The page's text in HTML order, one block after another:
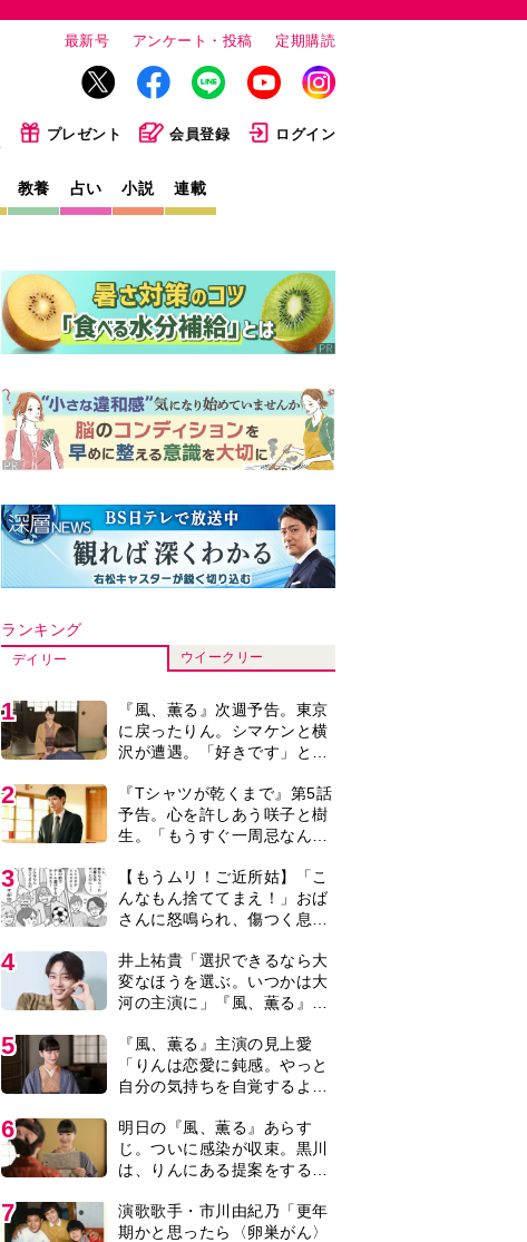
最新号 アンケート・投稿 定期購読
プレゼント 会員登録 ログイン
教養 占い 小説 連載
ランキング
デイリー ウイークリー
1
『風、薫る』次週予告。東京
に戻ったりん。シマケンと横
沢が遭遇。「好きです」と告
2
『Tシャツが乾くまで』第5話
予告。心を許しあう咲子と樹
生。「もうすぐ一周忌なんで
レあり＞
3
【もうムリ！ご近所姑】「こ
んなもん捨ててまえ！」おば
さんに怒鳴られ、傷つく息
【第3話】
4
井上祐貴「選択できるなら大
変なほうを選ぶ。いつかは大
河の主演に」『風、薫る』で
5
『風、薫る』主演の見上愛
「りんは恋愛に鈍感。やっと
自分の気持ちを自覚するよう
6
明日の『風、薫る』あらす
じ。ついに感染が収束。黒川
は、りんにある提案をする＜
7
演歌歌手・市川由紀乃「更年
期かと思ったら〈卵巣がん〉